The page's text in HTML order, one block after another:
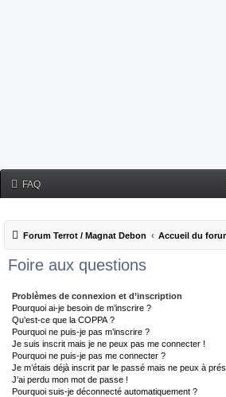
FAQ
Forum Terrot / Magnat Debon Accueil du
Foire aux questions
Problèmes de connexion et d’inscription
Pourquoi ai-je besoin de m’inscrire ?
Qu’est-ce que la COPPA ?
Pourquoi ne puis-je pas m’inscrire ?
Je suis inscrit mais je ne peux pas me connecter !
Pourquoi ne puis-je pas me connecter ?
Je m’étais déjà inscrit par le passé mais ne peux à
J’ai perdu mon mot de passe !
Pourquoi suis-je déconnecté automatiquement ?